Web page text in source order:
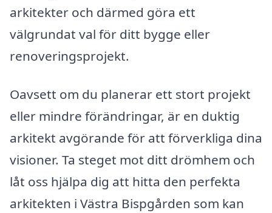
arkitekter och därmed göra ett
välgrundat val för ditt bygge eller
renoveringsprojekt.
Oavsett om du planerar ett stort projekt
eller mindre förändringar, är en duktig
arkitekt avgörande för att förverkliga dina
visioner. Ta steget mot ditt drömhem och
låt oss hjälpa dig att hitta den perfekta
arkitekten i Västra Bispgården som kan